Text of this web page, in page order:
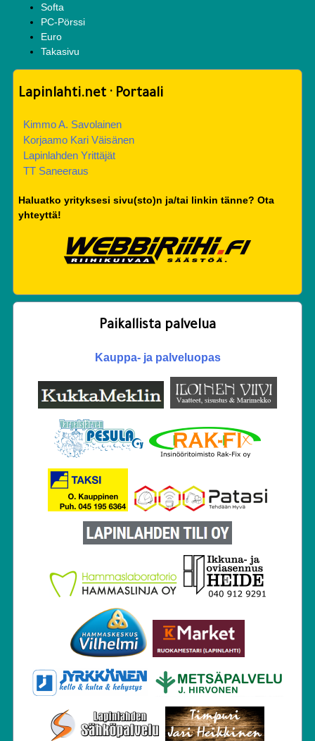
Softa
PC-Pörssi
Euro
Takasivu
Lapinlahti.net · Portaali
Kimmo A. Savolainen
Korjaamo Kari Väisänen
Lapinlahden Yrittäjät
TT Saneeraus
Haluatko yrityksesi sivu(sto)n ja/tai linkin tänne? Ota
yhteyttä!
Paikallista palvelua
Kauppa- ja palveluopas